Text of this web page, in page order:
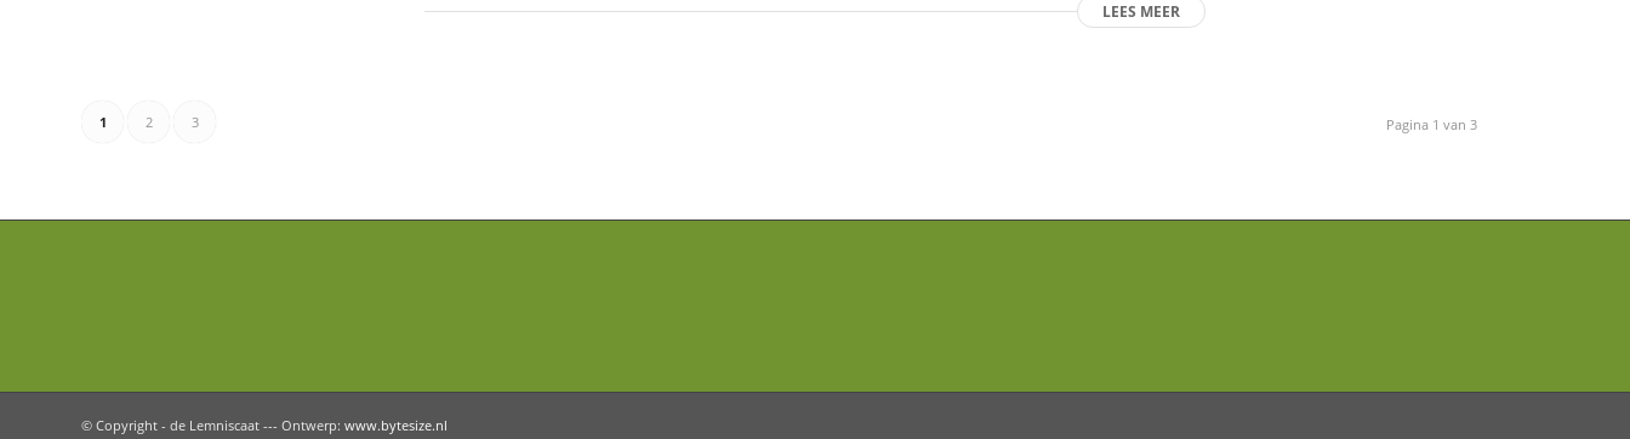
LEES MEER
Pagina 1 van 3
1 2 3
© Copyright - de Lemniscaat --- Ontwerp: www.bytesize.nl